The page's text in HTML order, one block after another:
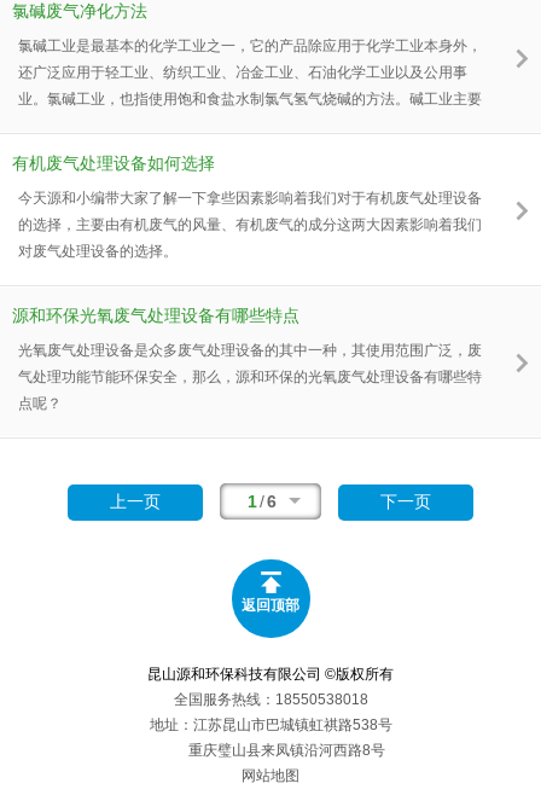
氯碱废气净化方法
氯碱工业是最基本的化学工业之一，它的产品除应用于化学工业本身外，
还广泛应用于轻工业、纺织工业、冶金工业、石油化学工业以及公用事
业。氯碱工业，也指使用饱和食盐水制氯气氢气烧碱的方法。碱工业主要
种产品。氯碱工业废气成分主要含汞和氯乙烯。今天源和环保小编为大家
有机废气处理设备如何选择
今天源和小编带大家了解一下拿些因素影响着我们对于有机废气处理设备
的选择，主要由有机废气的风量、有机废气的成分这两大因素影响着我们
对废气处理设备的选择。
源和环保光氧废气处理设备有哪些特点
光氧废气处理设备是众多废气处理设备的其中一种，其使用范围广泛，废
气处理功能节能环保安全，那么，源和环保的光氧废气处理设备有哪些特
点呢？
上一页 1/6 下一页
返回顶部
昆山源和环保科技有限公司 ©版权所有
全国服务热线：18550538018
地址：江苏昆山市巴城镇虹祺路538号
重庆璧山县来凤镇沿河西路8号
网站地图